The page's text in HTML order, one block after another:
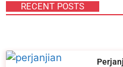
RECENT POSTS